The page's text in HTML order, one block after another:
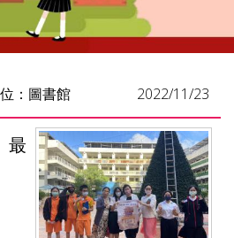
：圖書館 2022/11/23
最